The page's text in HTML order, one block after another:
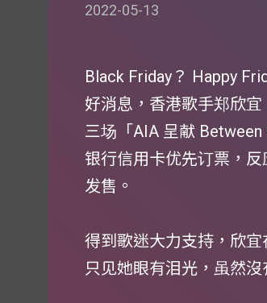
2022-05-13
Black Friday？ Happy
好消息，香港歌手郑欣
三场「AIA 呈献
银行信用卡优先订票，
发售。
得到歌迷大力支持，欣
只见她眼有泪光，虽然